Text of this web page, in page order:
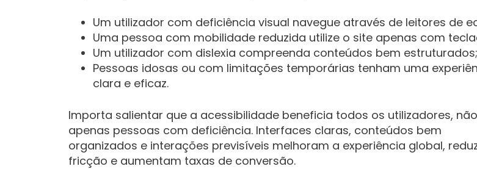
Um utilizador com deficiência visual navegue através de leitores de
Uma pessoa com mobilidade reduzida utilize o site apenas com
Um utilizador com dislexia compreenda conteúdos bem estruturados;
Pessoas idosas ou com limitações temporárias tenham uma
clara e eficaz.
Importa salientar que a acessibilidade beneficia todos os utilizadores, não
apenas pessoas com deficiência. Interfaces claras, conteúdos bem
organizados e interações previsíveis melhoram a experiência global,
fricção e aumentam taxas de conversão.